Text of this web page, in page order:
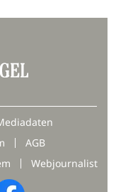
AGB
Webjournalist